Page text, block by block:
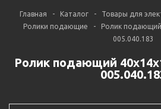
Главная - Каталог - Товары для
Ролики подающие
-
Ролик подающий
005.040.183
Ролик подающий